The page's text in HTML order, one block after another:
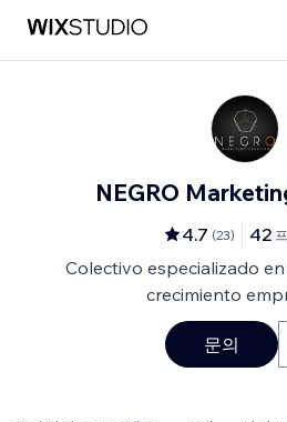
NEGRO
4.7 (23) 42
Colectivo especializado
crecimiento
문의